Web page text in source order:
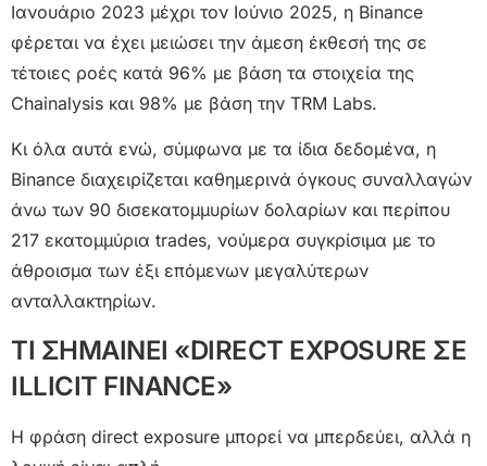
Ιανουάριο 2023 μέχρι τον Ιούνιο 2025, η Binance
φέρεται να έχει μειώσει την άμεση έκθεσή της σε
τέτοιες ροές κατά 96% με βάση τα στοιχεία της
Chainalysis και 98% με βάση την TRM Labs.
Κι όλα αυτά ενώ, σύμφωνα με τα ίδια δεδομένα, η
Binance διαχειρίζεται καθημερινά όγκους συναλλαγών
άνω των 90 δισεκατομμυρίων δολαρίων και περίπου
217 εκατομμύρια trades, νούμερα συγκρίσιμα με το
άθροισμα των έξι επόμενων μεγαλύτερων
ανταλλακτηρίων.
ΤΙ ΣΗΜΑΙΝΕΙ «DIRECT EXPOSURE ΣΕ
ILLICIT FINANCE»
Η φράση direct exposure μπορεί να μπερδεύει, αλλά η